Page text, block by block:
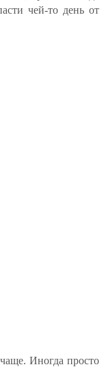
чей-то день от
Иногда просто